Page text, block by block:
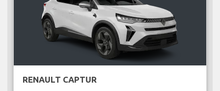
RENAULT CAPTUR